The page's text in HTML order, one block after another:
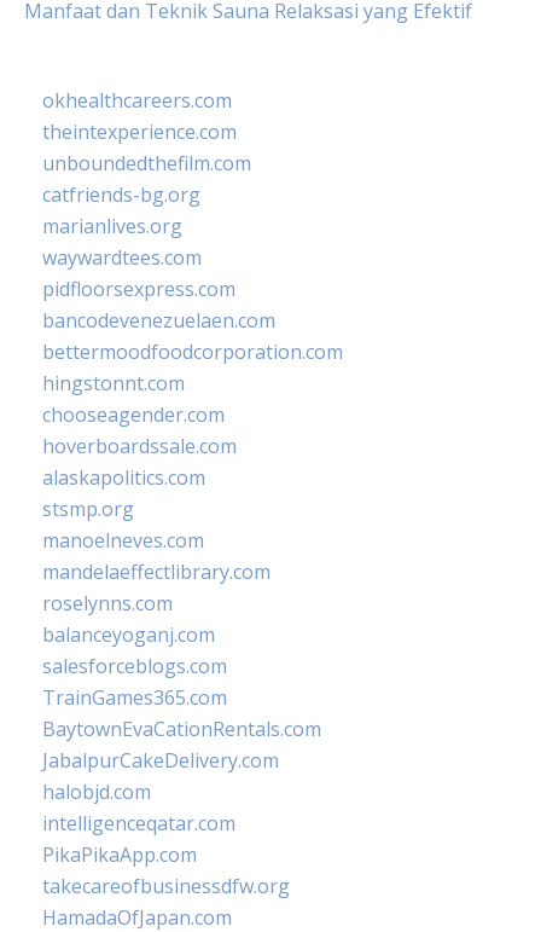
Manfaat dan Teknik Sauna Relaksasi yang Efektif
okhealthcareers.com
theintexperience.com
unboundedthefilm.com
catfriends-bg.org
marianlives.org
waywardtees.com
pidfloorsexpress.com
bancodevenezuelaen.com
bettermoodfoodcorporation.com
hingstonnt.com
chooseagender.com
hoverboardssale.com
alaskapolitics.com
stsmp.org
manoelneves.com
mandelaeffectlibrary.com
roselynns.com
balanceyoganj.com
salesforceblogs.com
TrainGames365.com
BaytownEvaCationRentals.com
JabalpurCakeDelivery.com
halobjd.com
intelligenceqatar.com
PikaPikaApp.com
takecareofbusinessdfw.org
HamadaOfJapan.com